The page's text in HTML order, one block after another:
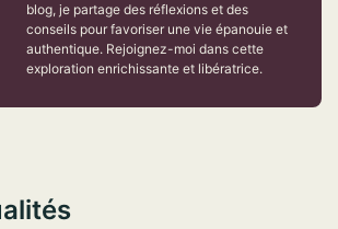
blog, je partage des réflexions et des
conseils pour favoriser une vie épanouie et
authentique. Rejoignez-moi dans cette
exploration enrichissante et libératrice.